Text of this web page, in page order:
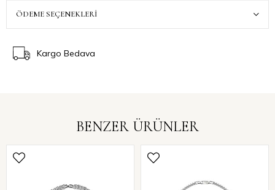
ÖDEME SEÇENEKLERI
Kargo Bedava
BENZER ÜRÜNLER